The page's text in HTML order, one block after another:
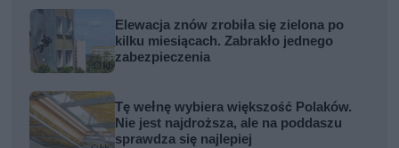
Elewacja znów zrobiła się zielona po
kilku miesiącach. Zabrakło jednego
zabezpieczenia
Tę wełnę wybiera większość Polaków.
Nie jest najdroższa, ale na poddaszu
sprawdza się najlepiej